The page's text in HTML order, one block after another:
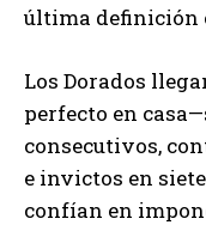
última definición
Los Dorados
perfecto en
consecutivos,
e invictos en
confían en